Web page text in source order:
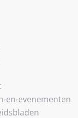
en-evenementen